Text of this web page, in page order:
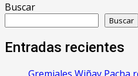
Buscar
Buscar
Entradas recientes